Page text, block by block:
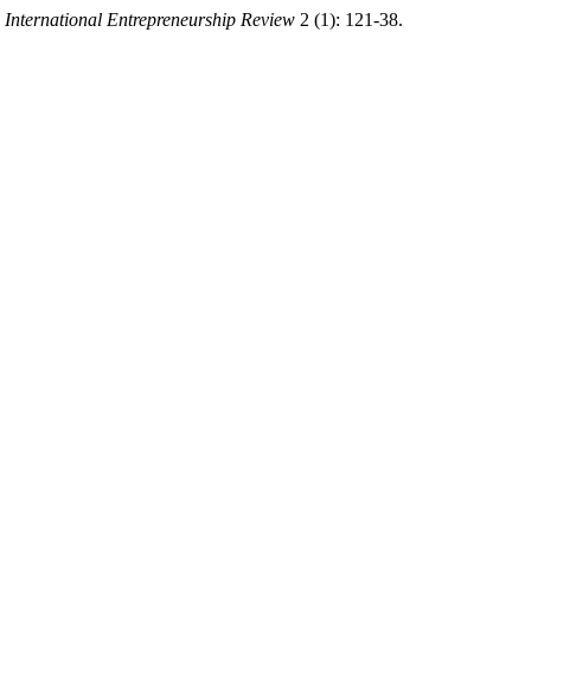
International Entrepreneurship Review 2 (1): 121-38.